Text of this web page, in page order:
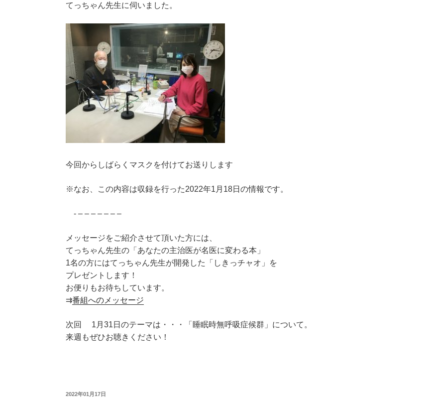
てっちゃん先生に伺いました。
今回からしばらくマスクを付けてお送りします
※なお、この内容は収録を行った2022年1月18日の情報です。
- – – – – – – –
メッセージをご紹介させて頂いた方には、
てっちゃん先生の「あなたの主治医が名医に変わる本」
1名の方にはてっちゃん先生が開発した「しきっチャオ」を
プレゼントします！
お便りもお待ちしています。
⇉番組へのメッセージ
次回 1月31日のテーマは・・・「睡眠時無呼吸症候群」について。
来週もぜひお聴きください！
2022年01月17日